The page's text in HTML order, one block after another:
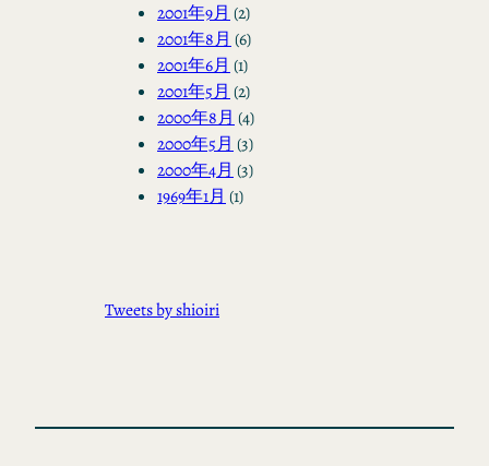
2001年9月 (2)
2001年8月 (6)
2001年6月 (1)
2001年5月 (2)
2000年8月 (4)
2000年5月 (3)
2000年4月 (3)
1969年1月 (1)
Tweets by shioiri